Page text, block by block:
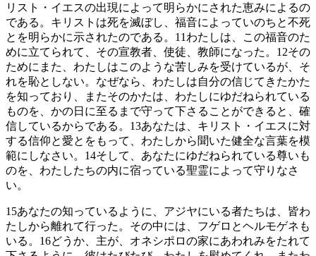
リスト・イエスの出現によって明らかにされた恵みによるの
である。キリストは死を滅ぼし、福音によっていのちと不死
とを明らかに示されたのである。 11 わたしは、この福音のた
めに立てられて、その宣教者、使徒、教師になった。 12その
ためにまた、わたしはこのような苦しみを受けているが、そ
れを恥としない。なぜなら、わたしは自分の信じてきたかた
を知っており、またそのかたは、わたしにゆだねられている
ものを、かの日に至るまで守って下さることができると、確
信しているからである。 13あなたは、キリスト・イエスに対
する信仰と愛とをもって、わたしから聞いた健全な言葉を模
範にしなさい。 14そして、あなたにゆだねられている尊いも
のを、わたしたちの内に宿っている聖霊によって守りなさ
い。
15あなたの知っているように、アジヤにいる者たちは、皆わ
たしから離れて行った。その中には、フゲロとヘルモゲネも
いる。 16どうか、主が、オネシポロの家にあわれみをたれて